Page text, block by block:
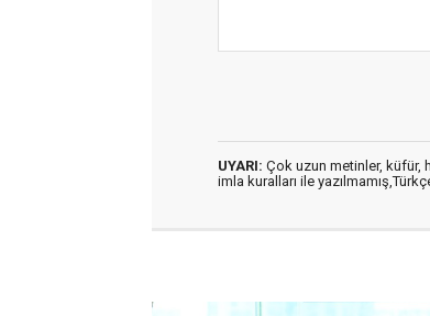
UYARI: Çok uzun metinler, küfür,
imla kuralları ile